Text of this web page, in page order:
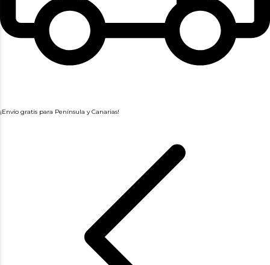
¡Envío gratis para Península y Canarias!